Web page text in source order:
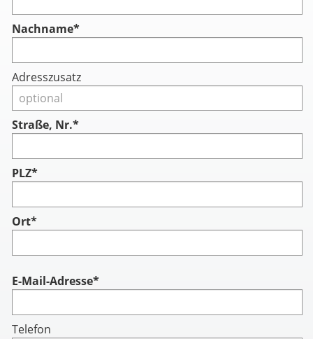
Nachname*
Adresszusatz
Straße, Nr.*
PLZ*
Ort*
Account
E-Mail-Adresse*
Telefon